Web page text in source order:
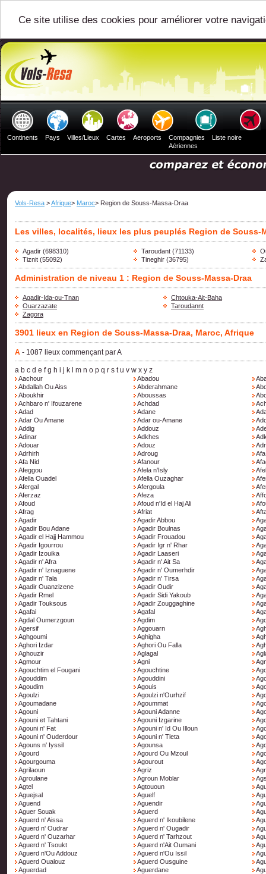
Ce site utilise des cookies pour améliorer votre
Continents Pays Villes/Lieux Cartes Aeroports
Compagnies
Aériennes
Liste noire
Vols-Resa >Afrique> Maroc> Region de Souss-Massa-Draa
Les villes, localités, lieux les plus peuplés Region de Souss-
Agadir (698310) Taroudant (71133)
Tiznit (55092) Tineghir (36795)
Administration de niveau 1 : Region de Souss-Massa-Draa
Agadir-Ida-ou-Tnan
Chtouka-Ait-Baha
Ouarzazate
Taroudannt
Zagora
3901 lieux en Region de Souss-Massa-Draa, Maroc, Afrique
A - 1087 lieux commençant par A
a b c d e fg h i j k m n o p q r s tu v w x y z
Aachour Abadou
Abdallah Ou Aiss
Abderahmane
Aboukhir
Aboussas
Achbaro n' Ifouzarene
Achdad
Adad
Adane
Adar Ou Amane
Adar ou-Amane
Addig
Addouz
Adinar
Adkhes
Adouar
Adouz
Adrhirh
Adroug
Afa Nid
Afanour
Afeggou
Afela n'Isly
Afella Ouadel
Afella Ouzaghar
Afergal
Afergoula
Aferzaz
Afeza
Afoud
Afoud n'Id el Haj Ali
Afrag
Afriat
Agadir
Agadir Abbou
Agadir Bou Adane
Agadir Boulnas
Agadir el Hajj Hammou
Agadir Frouadou
Agadir Igourrou
Agadir Igr n' Rhar
Agadir Izouika
Agadir Laaseri
Agadir n' Afra
Agadir n' Ait Sa
Agadir n' Iznaguene
Agadir n' Oumerhdir
Agadir n' Tala
Agadir n' Tirsa
Agadir Ouanzizene
Agadir Oudir
Agadir Rmel
Agadir Sidi Yakoub
Agadir Touksous
Agadir Zouggaghine
Agafai
Agafal
Agdal Oumerzgoun
Agdim
Agersif
Aggouarn
Aghgoumi
Aghigha
Aghori Izdar
Aghori Ou Falla
Aghouzir
Aglagal
Agmour
Agni
Agouchtim el Fougani
Agouchtine
Agouddim
Agouddini
Agoudim
Agouis
Agoulzi
Agoulzi n'Ourhzif
Agoumadane
Agoummat
Agouni
Agouni Adanne
Agouni et Tahtani
Agouni Izgarine
Agouni n' Fat
Agouni n' Id Ou Illoun
Agouni n' Ouderdour
Agouni n' Tleta
Agouns n' Iyssil
Agounsa
Agourd
Agourd Ou Mzoul
Agourgouma
Agourout
Agrilaoun
Agriz
Agroulane
Agroun Moblar
Agtel
Agtououn
Aguejsal
Aguelf
Aguend
Aguendir
Aguer Souak
Aguerd
Aguerd n' Aissa
Aguerd n' Ikoubilene
Aguerd n' Oudrar
Aguerd n' Ougadir
Aguerd n' Ouzarhar
Aguerd n' Tarhzout
Aguerd n' Tsoukt
Aguerd n'Ait Oumani
Aguerd n'Ou Addouz
Aguerd n'Ou Issil
Aguerd Oualouz
Aguerd Ousguine
Aguerdad
Aguerdane